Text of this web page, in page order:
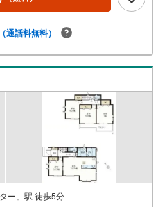
（通話料無料）
ー」駅 徒歩5分